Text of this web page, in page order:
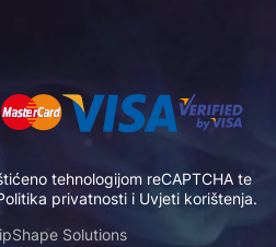
tehnologijom reCAPTCHA te
privatnosti i Uvjeti korištenja.